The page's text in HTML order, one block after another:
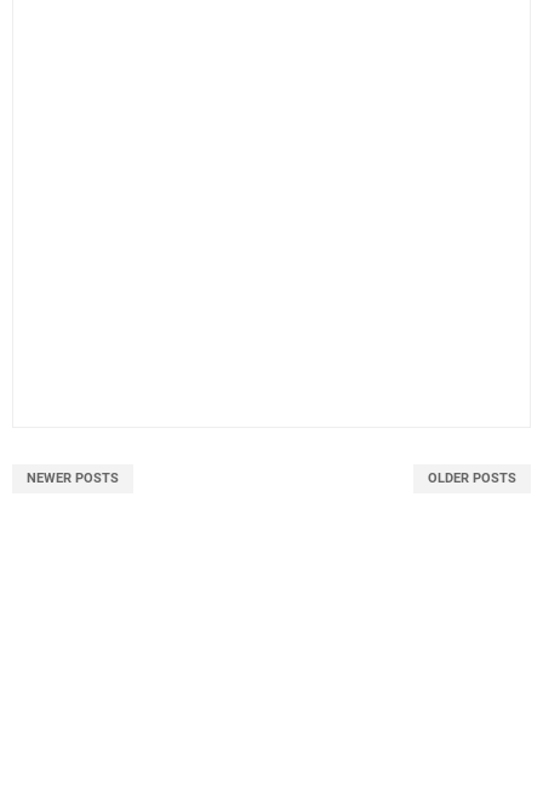
NEWER POSTS OLDER POSTS